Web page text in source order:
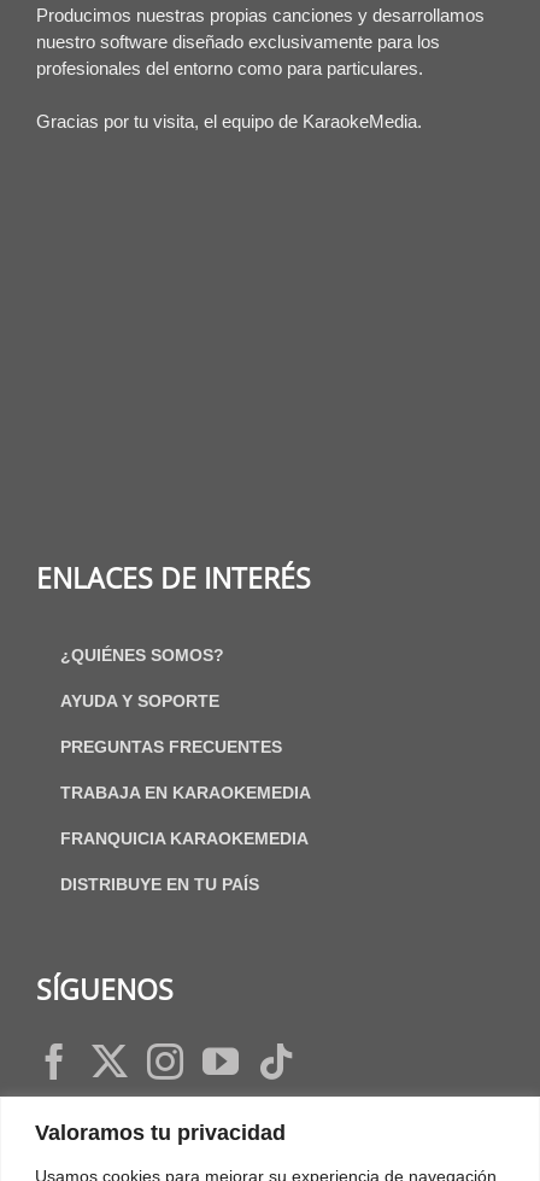
Valoramos tu privacidad
Usamos cookies para mejorar su experiencia de navegación,
Producimos nuestras propias canciones y desarrollamos
nuestro software diseñado exclusivamente para los
profesionales del entorno como para particulares.
Gracias por tu visita, el equipo de KaraokeMedia.
ENLACES DE INTERÉS
¿QUIÉNES SOMOS?
AYUDA Y SOPORTE
PREGUNTAS FRECUENTES
TRABAJA EN KARAOKEMEDIA
FRANQUICIA KARAOKEMEDIA
DISTRIBUYE EN TU PAÍS
SÍGUENOS